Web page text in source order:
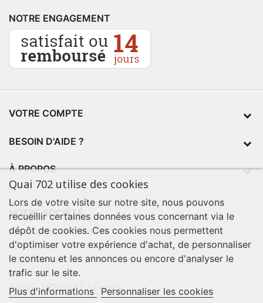
NOTRE ENGAGEMENT
VOTRE COMPTE
BESOIN D'AIDE ?
À PROPOS
NOTRE SOCIÉTÉ
contact@quai702.com
02 98 55 93 94
702 Tourne-Ici
Route de la mer
29720 TREOGAT - France
Quai 702 utilise des cookies
Lors de votre visite sur notre site, nous pouvons
recueillir certaines données vous concernant via le
dépôt de cookies. Ces cookies nous permettent
d'optimiser votre expérience d'achat, de personnaliser
le contenu et les annonces ou encore d'analyser le
trafic sur le site.
Plus d'informations
Personnaliser les cookies